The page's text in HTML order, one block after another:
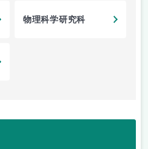
物理科学研究科